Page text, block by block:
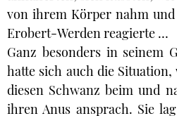
von ihrem Körper nahm
Erobert-Werden reagierte …
Ganz besonders in seinem
hatte sich auch die
diesen Schwanz beim und
ihren Anus ansprach. Sie